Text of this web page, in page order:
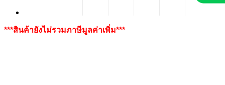
***สินค้ายังไม่รวมภาษีมูลค่าเพิ่ม***